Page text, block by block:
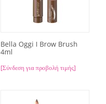
Bella Oggi I Brow Brush
4ml
[Σύνδεση για προβολή τιμής]